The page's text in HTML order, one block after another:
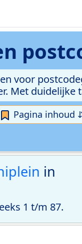
voor
Met
Pagina inhoud
in
1 t/m 87.